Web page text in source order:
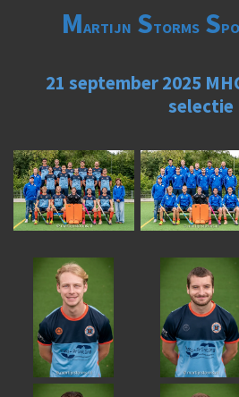
hoofdinhoud
MARTIJN STORMSS
21 september 2025
selectie